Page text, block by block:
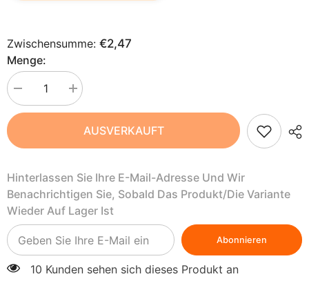
Zwischensumme: €2,47
Menge:
verringern
für
25
MÖGLICH
Menge
erhöhen
für
Mandelriegel
BIO
MÖGLICH
AUSVERKAUFT
Hinterlassen Sie Ihre E-Mail-Adresse Und Wir
Benachrichtigen Sie, Sobald Das Produkt/die Variante
Wieder Auf Lager Ist
Abonnieren
10 Kunden sehen sich dieses Produkt an